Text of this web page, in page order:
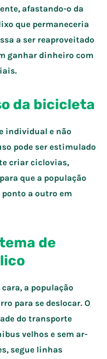
afastando-o da
que permaneceria
a ser reaproveitado
ganhar dinheiro com
da bicicleta
individual e não
pode ser estimulado
criar ciclovias,
que a população
a outro em
de
a população
para se deslocar. O
do transporte
velhos e sem ar-
segue linhas